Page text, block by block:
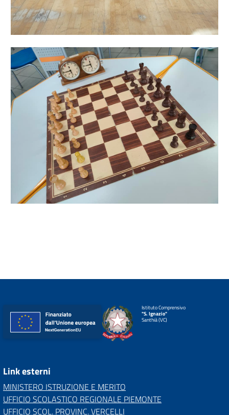
Istituto Comprensivo
"S. Ignazio"
Santhià (VC)
Link esterni
MINISTERO ISTRUZIONE E MERITO
UFFICIO SCOLASTICO REGIONALE PIEMONTE
UFFICIO SCOL. PROVINC. VERCELLI